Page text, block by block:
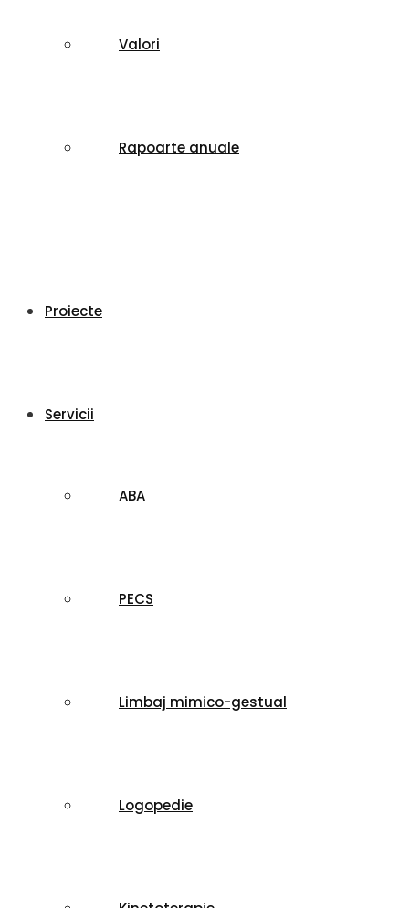
Valori
Rapoarte anuale
Proiecte
Servicii
ABA
PECS
Limbaj mimico-gestual
Logopedie